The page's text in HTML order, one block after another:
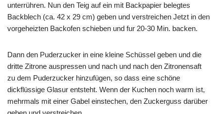
unterrühren. Nun den Teig auf ein mit Backpapier belegtes
Backblech (ca. 42 x 29 cm) geben und verstreichen Jetzt in den
vorgeheizten Backofen schieben und fur 20-30 Min. backen.
Dann den Puderzucker in eine kleine Schüssel geben und die
dritte Zitrone auspressen und nach und nach den Zitronensaft
zu dem Puderzucker hinzufügen, so dass eine schöne
dickflüssige Glasur entsteht. Wenn der Kuchen noch warm ist,
mehrmals mit einer Gabel einstechen, den Zuckerguss darüber